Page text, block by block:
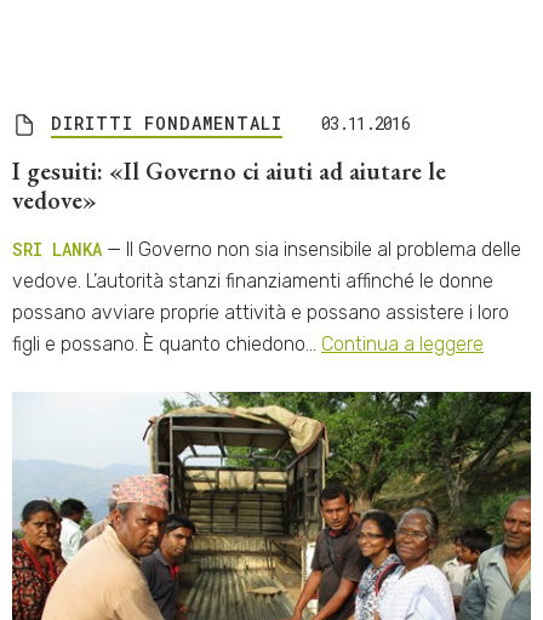
DIRITTI FONDAMENTALI 03.11.2016
I gesuiti: «Il Governo ci aiuti ad aiutare le
vedove»
SRI LANKA — Il Governo non sia insensibile al problema delle
vedove. L’autorità stanzi finanziamenti affinché le donne
possano avviare proprie attività e possano assistere i loro
figli e possano. È quanto chiedono… Continua a leggere